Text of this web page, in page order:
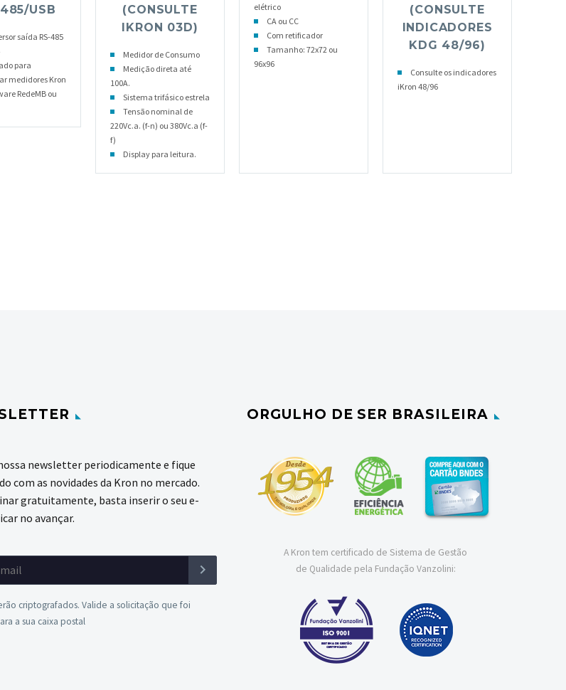
USB
saída RS-485
para
medidores Kron
RedeMB ou
(CONSULTE
IKRON 03D)
Medidor de Consumo
Medição direta até
100A.
Sistema trifásico estrela
Tensão nominal de
220Vc.a. (f-n) ou 380Vc.a (f-
f)
Display para leitura.
elétrico
CA ou CC
Com retificador
Tamanho: 72x72 ou
96x96
(CONSULTE
INDICADORES
KDG 48/96)
Consulte os indicadores
iKron 48/96
newsletter periodicamente e fique
com as novidades da Kron no mercado.
gratuitamente, basta inserir o seu e-
no avançar.
criptografados. Valide a solicitação que foi
a sua caixa postal
ORGULHO DE SER BRASILEIRA
A Kron tem certificado de Sistema de Gestão
de Qualidade pela Fundação Vanzolini: